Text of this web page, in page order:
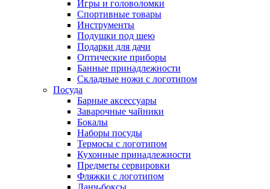
Игры и головоломки
Спортивные товары
Инструменты
Подушки под шею
Подарки для дачи
Оптические приборы
Банные принадлежности
Складные ножи с логотипом
Посуда
Барные аксессуары
Заварочные чайники
Бокалы
Наборы посуды
Термосы с логотипом
Кухонные принадлежности
Предметы сервировки
Фляжки с логотипом
Ланч-боксы